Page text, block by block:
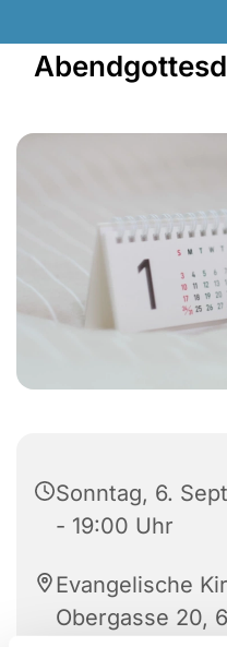
Sonntag, 6.
- 19:00 Uhr
Evangelische
Obergasse 20,